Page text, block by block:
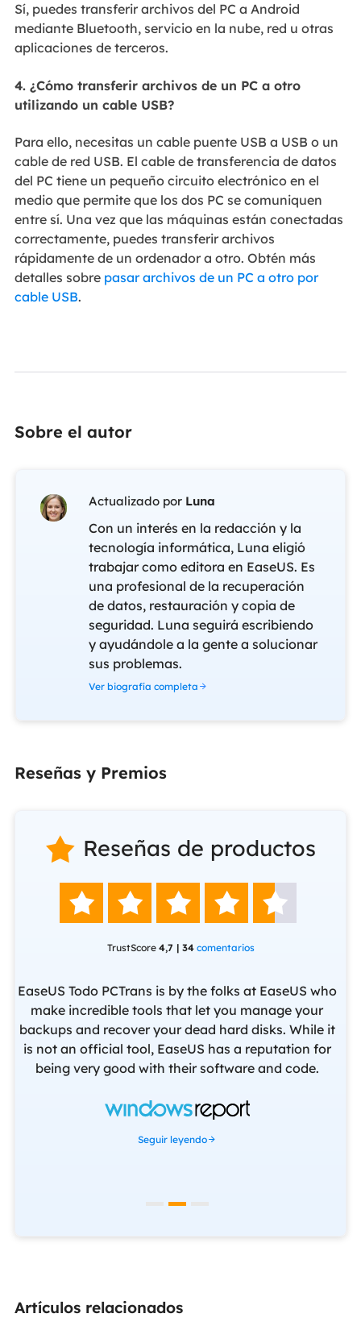
Sí, puedes transferir archivos del PC a Android
mediante Bluetooth, servicio en la nube, red u otras
aplicaciones de terceros.
4. ¿Cómo transferir archivos de un PC a otro
utilizando un cable USB?
Para ello, necesitas un cable puente USB a USB o un
cable de red USB. El cable de transferencia de datos
del PC tiene un pequeño circuito electrónico en el
medio que permite que los dos PC se comuniquen
entre sí. Una vez que las máquinas están conectadas
correctamente, puedes transferir archivos
rápidamente de un ordenador a otro. Obtén más
detalles sobre pasar archivos de un PC a otro por
cable USB.
Sobre el autor
Actualizado por Luna
Con un interés en la redacción y la
tecnología informática, Luna eligió
trabajar como editora en EaseUS. Es
una profesional de la recuperación
de datos, restauración y copia de
seguridad. Luna seguirá escribiendo
y ayudándole a la gente a solucionar
sus problemas.
Ver biografía completa
Reseñas y Premios
 Reseñas de productos
    
TrustScore 4,7 | 34 comentarios
EaseUS Todo PCTrans is by the folks at EaseUS who
make incredible tools that let you manage your
backups and recover your dead hard disks. While it
is not an official tool, EaseUS has a reputation for
being very good with their software and code.
Seguir leyendo
Artículos relacionados